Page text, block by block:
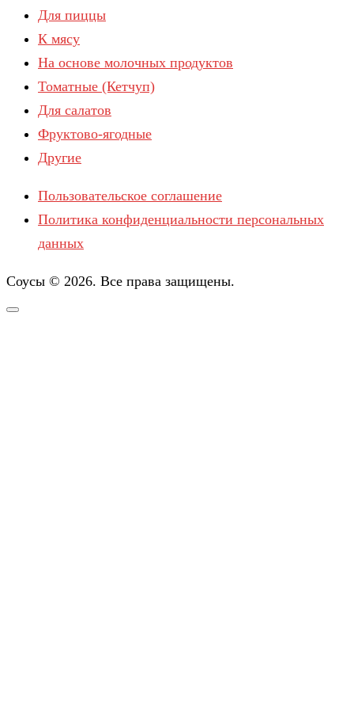
Для пиццы
К мясу
На основе молочных продуктов
Томатные (Кетчуп)
Для салатов
Фруктово-ягодные
Другие
Пользовательское соглашение
Политика конфиденциальности персональных
данных
Соусы © 2026. Все права защищены.